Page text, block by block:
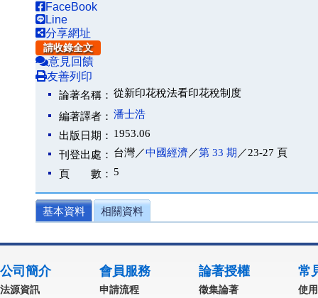
FaceBook
Line
分享網址
請收錄全文
意見回饋
友善列印
論著名稱： 從新印花稅法看印花稅制度
編著譯者： 潘士浩
出版日期： 1953.06
刊登出處： 台灣／中國經濟／第 33 期 ／23-27 頁
頁 數： 5
基本資料 相關資料
公司簡介
法源資訊
會員服務
申請流程
論著授權
徵集論著
常
使